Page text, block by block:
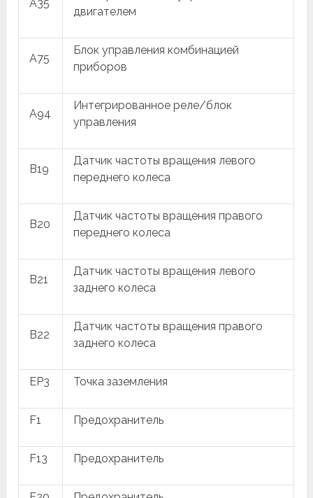
A35
двигателем
A75
Блок управления комбинацией
приборов
A94
Интегрированное реле/блок
управления
B19
Датчик частоты вращения левого
переднего колеса
B20
Датчик частоты вращения правого
переднего колеса
B21
Датчик частоты вращения левого
заднего колеса
B22
Датчик частоты вращения правого
заднего колеса
EP3 Точка заземления
F1 Предохранитель
F13 Предохранитель